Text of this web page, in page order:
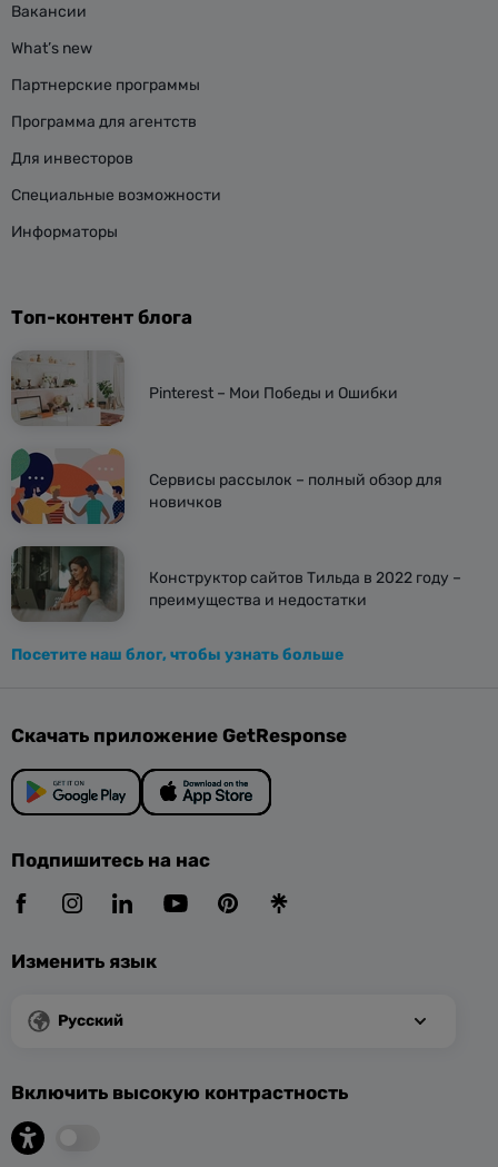
Вакансии
What’s new
Партнерские программы
Программа для агентств
Для инвесторов
Специальные возможности
Информаторы
Топ-контент блога
Pinterest – Мои Победы и Ошибки
Сервисы рассылок – полный обзор для
новичков
Конструктор сайтов Тильда в 2022 году –
преимущества и недостатки
Посетите наш блог, чтобы узнать больше
Скачать приложение GetResponse
Подпишитесь на нас
Изменить язык
Русский
Включить высокую контрастность